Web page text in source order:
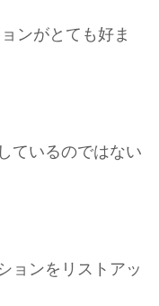
ンがとても好ま
ているのではない
ョンをリストアッ